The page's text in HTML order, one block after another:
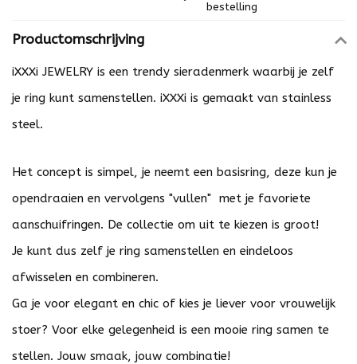
bestelling
Productomschrijving
iXXXi JEWELRY is een trendy sieradenmerk waarbij je zelf
je ring kunt samenstellen. iXXXi is gemaakt van stainless
steel.
Het concept is simpel, je neemt een basisring, deze kun je
opendraaien en vervolgens "vullen" met je favoriete
aanschuifringen. De collectie om uit te kiezen is groot!
Je kunt dus zelf je ring samenstellen en eindeloos
afwisselen en combineren.
Ga je voor elegant en chic of kies je liever voor vrouwelijk
stoer? Voor elke gelegenheid is een mooie ring samen te
stellen. Jouw smaak, jouw combinatie!